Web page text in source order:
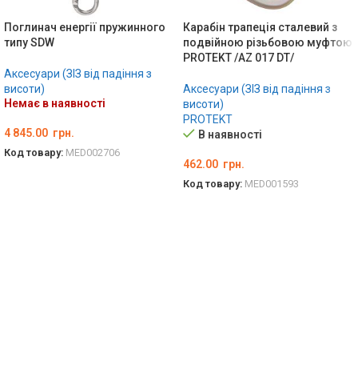
Поглинач енергії пружинного
типу SDW
Аксесуари (ЗІЗ від падіння з
висоти)
Немає в наявності
4 845.00 грн.
Код товару: MED002706
Карабін трапеція сталевий з
подвійною різьбовою муфтою
PROTEKT /AZ 017 DT/
Аксесуари (ЗІЗ від падіння з
висоти)
PROTEKT
В наявності
462.00 грн.
Код товару: MED001593